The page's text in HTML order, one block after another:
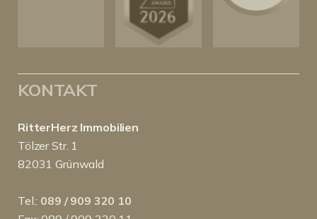
KONTAKT
RitterHerz Immobilien
Tölzer Str. 1
82031 Grünwald
Tel.: 089 / 909 320 10